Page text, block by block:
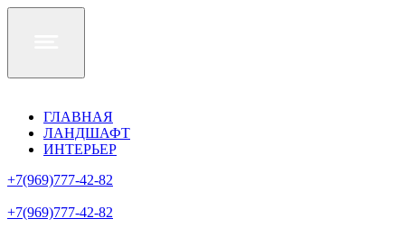
ГЛАВНАЯ
ЛАНДШАФТ
ИНТЕРЬЕР
+7(969)777-42-82
+7(969)777-42-82